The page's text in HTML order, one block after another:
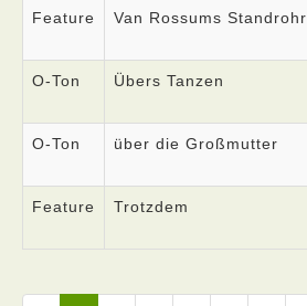
Feature Van Rossums Standrohr
O-Ton Übers Tanzen
O-Ton über die Großmutter
Feature Trotzdem